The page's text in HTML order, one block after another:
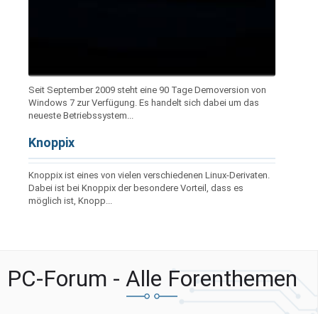
Seit September 2009 steht eine 90 Tage Demoversion von
Windows 7 zur Verfügung. Es handelt sich dabei um das
neueste Betriebssystem...
Knoppix
Knoppix ist eines von vielen verschiedenen Linux-Derivaten.
Dabei ist bei Knoppix der besondere Vorteil, dass es
möglich ist, Knopp...
PC-Forum - Alle Forenthemen